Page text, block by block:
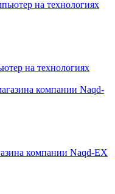
на технологиях
компании Naqd-EX